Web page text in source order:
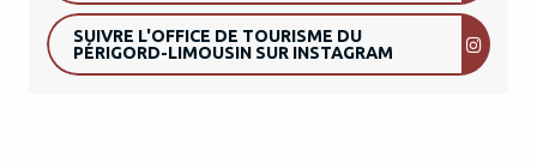
SUIVRE L'OFFICE DE TOURISME DU
PÉRIGORD-LIMOUSIN SUR INSTAGRAM